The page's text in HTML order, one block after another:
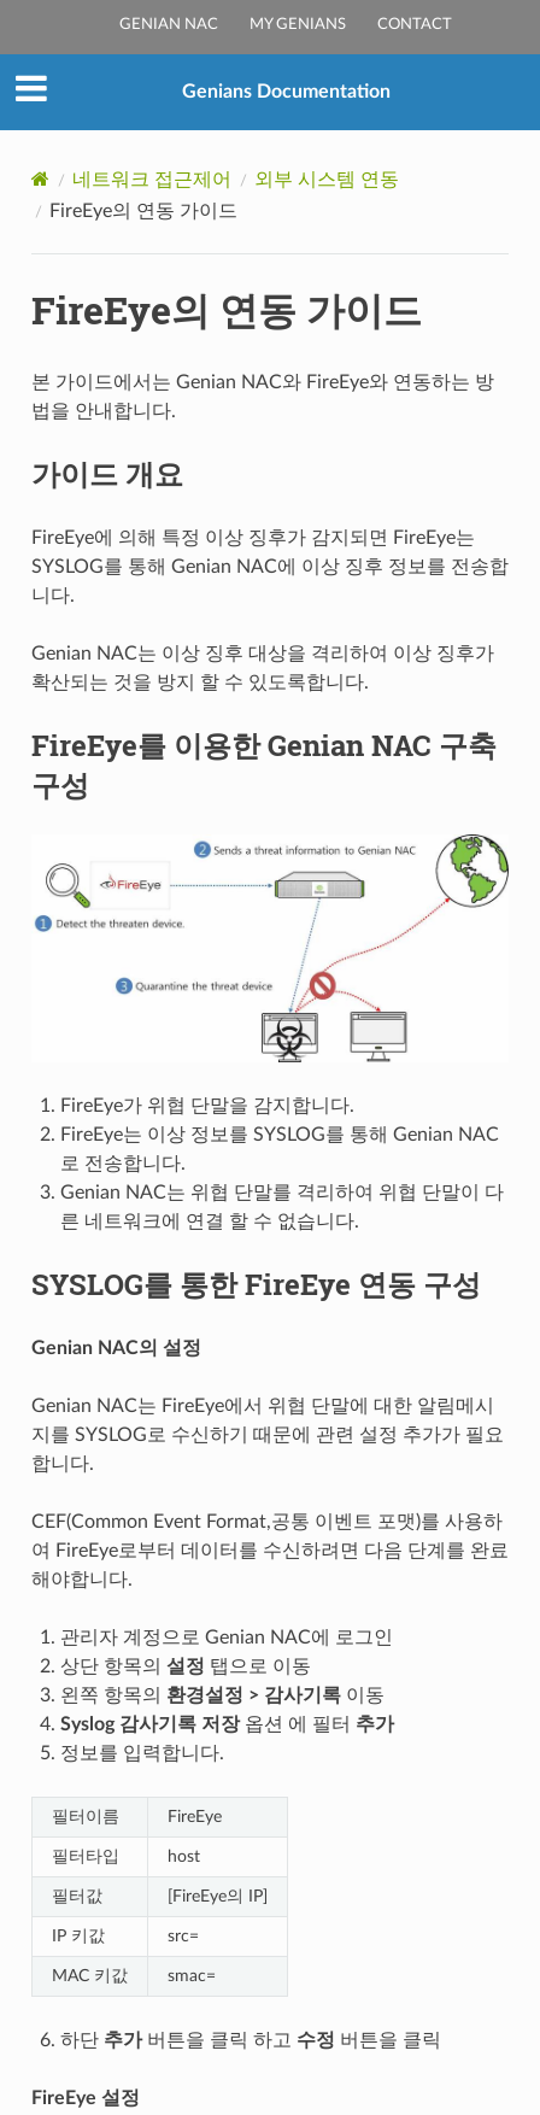
GENIAN NAC MY GENIANS CONTACT
Genians Documentation
네트워크 접근제어
외부 시스템 연동
FireEye의 연동 가이드
FireEye의 연동 가이드
본 가이드에서는 Genian NAC와 FireEye와 연동하는 방
법을 안내합니다.
가이드 개요
FireEye에 의해 특정 이상 징후가 감지되면 FireEye는
SYSLOG를 통해 Genian NAC에 이상 징후 정보를 전송합
니다.
Genian NAC는 이상 징후 대상을 격리하여 이상 징후가
확산되는 것을 방지 할 수 있도록합니다.
FireEye를 이용한 Genian NAC 구축
구성
FireEye가 위협 단말을 감지합니다.
FireEye는 이상 정보를 SYSLOG를 통해 Genian NAC
로 전송합니다.
Genian NAC는 위협 단말를 격리하여 위협 단말이 다
른 네트워크에 연결 할 수 없습니다.
SYSLOG를 통한 FireEye 연동 구성
Genian NAC의 설정
Genian NAC는 FireEye에서 위협 단말에 대한 알림메시
지를 SYSLOG로 수신하기 때문에 관련 설정 추가가 필요
합니다.
CEF(Common Event Format,공통 이벤트 포맷)를 사용하
여 FireEye로부터 데이터를 수신하려면 다음 단계를 완료
해야합니다.
관리자 계정으로 Genian NAC에 로그인
상단 항목의 설정 탭으로 이동
왼쪽 항목의 환경설정 > 감사기록이동
Syslog 감사기록 저장옵션 에 필터 추가
정보를 입력합니다.
필터이름 FireEye
필터타입 host
필터값 [FireEye의 IP]
IP 키값 src=
MAC 키값 smac=
하단 추가버튼을 클릭 하고 수정 버튼을 클릭
FireEye 설정